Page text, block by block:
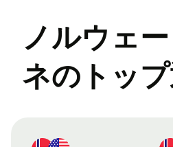
ノルウェ
ネのトッ